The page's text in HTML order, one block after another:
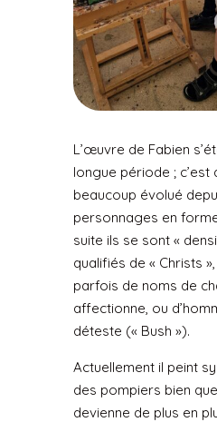
L’œuvre de Fabien
longue période ; c’est
beaucoup évolué
personnages en
suite ils se sont «
qualifiés de « Christs
parfois de noms de
affectionne, ou
déteste (« Bush »).
Actuellement il peint
des pompiers bien
devienne de plus en